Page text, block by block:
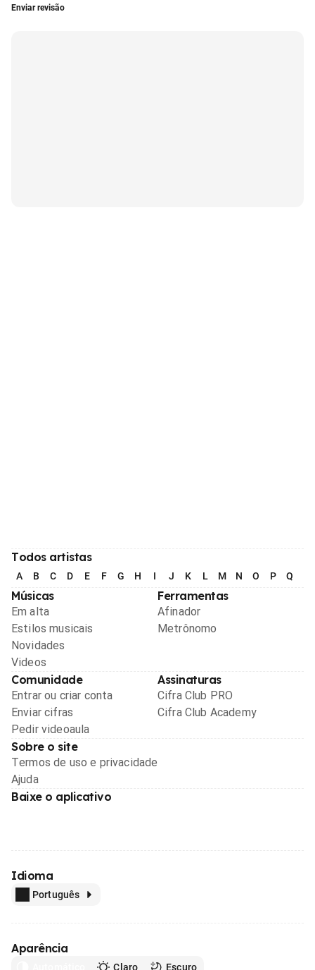
Enviar revisão
Todos artistas
A B C D E F G H I J K L M N O P Q
Músicas
Em alta
Estilos musicais
Novidades
Videos
Ferramentas
Afinador
Metrônomo
Comunidade
Entrar ou criar conta
Enviar cifras
Pedir videoaula
Assinaturas
Cifra Club PRO
Cifra Club Academy
Sobre o site
Termos de uso e privacidade
Ajuda
Baixe o aplicativo
Idioma
Português
Aparência
Claro Escuro